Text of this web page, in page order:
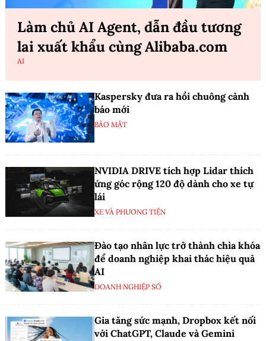
Làm chủ AI Agent, dẫn đầu tương
lai xuất khẩu cùng Alibaba.com
AI
Kaspersky đưa ra hồi chuông cảnh
báo mới
BẢO MẬT
NVIDIA DRIVE tích hợp Lidar thích
ứng góc rộng 120 độ dành cho xe tự
lái
XE VÀ PHƯƠNG TIỆN
Đào tạo nhân lực trở thành chìa khóa
để doanh nghiệp khai thác hiệu quả
AI
DOANH NGHIỆP SỐ
Gia tăng sức mạnh, Dropbox kết nối
với ChatGPT, Claude và Gemini